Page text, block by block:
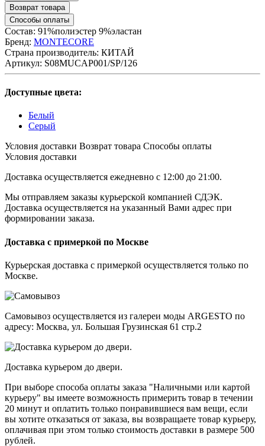
Возврат товара
Способы оплаты
Состав: 91%полиэстер 9%эластан
Бренд: MONTECORE
Страна производитель: КИТАЙ
Артикул: S08MUCAP001/SP/126
Доступные цвета:
Белый
Серый
Условия доставки Возврат товара Cпособы оплаты
Условия доставки
Доставка осуществляется ежедневно с 12:00 до 21:00.
Мы отправляем заказы курьерской компанией СДЭК.
Доставка осуществляется на указанный Вами адрес при
формировании заказа.
Доставка с примеркой по Москве
Курьерская доставка с примеркой осуществляется только по
Москве.
Самовывоз осуществляется из галереи моды ARGESTO по
адресу: Москва, ул. Большая Грузинская 61 стр.2
Доставка курьером до двери.
При выборе способа оплаты заказа "Наличными или картой
курьеру" вы имеете возможность примерить товар в течении
20 минут и оплатить только понравившиеся вам вещи, если
вы хотите отказаться от заказа, вы возвращаете товар курьеру,
оплачивая при этом только стоимость доставки в размере 500
рублей.